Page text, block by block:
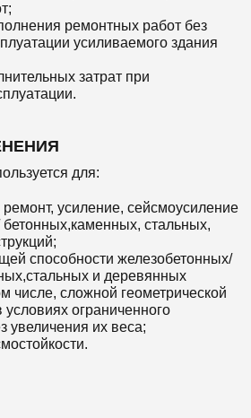
ремонтных работ без
усиливаемого здания
затрат при
для:
усиление, сейсмоусиление
стальных,
способности железобетонных/
и деревянных
числе, сложной геометрической
ограниченного
увеличения их веса;